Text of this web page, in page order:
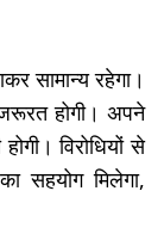
सामान्य रहेगा।
होगी। अपने
विरोधियों से
सहयोग मिलेगा,